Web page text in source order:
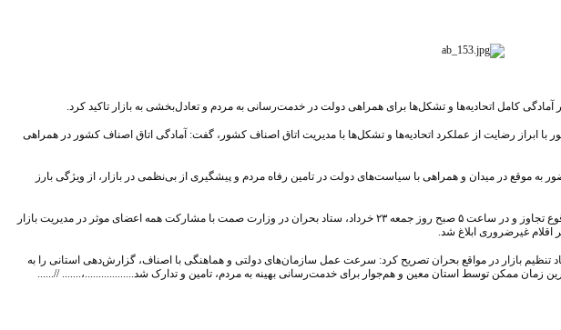
کامل اتحادیه‌ها و تشکل‌ها برای همراهی دولت در خدمت‌رسانی به مردم و تعادل‌بخشی به بازار تاکید کرد.
ابراز رضایت از عملکرد اتحادیه‌ها و تشکل‌ها با مدیریت اتاق اصناف کشور، گفت: آمادگی اتاق اصناف کشور در همراهی
به موقع در میدان و همراهی با سیاست‌های دولت در تامین رفاه مردم و پیشگیری از بی‌نظمی در بازار، از ویژگی بارز
اتابک با یادآوری ساعات اولیه تهاجم دشمن متجاوز به خاک کشورمان گفت: به محض وقوع تجاوز و در ساعت ۵ صبح روز جمعه ۲۳ خرداد، ستاد بحران در وزارت صمت با مشارکت همه اعضای موثر در مدیریت بازار
اقلام غیرضروری ابلاغ شد.
تنظیم بازار در مواقع بحران تصریح کرد: سرعت عمل سازمان‌های دولتی و هماهنگی با اصناف، گزارش‌دهی استانی را به
زمان ممکن توسط استان معین و هم‌جوار برای خدمت‌رسانی بهینه به مردم، تامین و تدارک شد..................،....... //......